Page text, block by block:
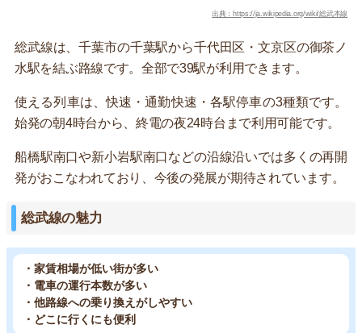
出典：https://ja.wikipedia.org/wiki/総武本線
総武線は、千葉市の千葉駅から千代田区・文京区の御茶ノ
水駅を結ぶ路線です。全部で39駅が利用できます。
使える列車は、快速・通勤快速・各駅停車の3種類です。
始発の朝4時台から、終電の夜24時台まで利用可能です。
船橋駅南口や新小岩駅南口などの沿線沿いでは多くの再開
発がおこなわれており、今後の発展が期待されています。
総武線の魅力
・家賃相場が低い街が多い
・電車の運行本数が多い
・他路線への乗り換えがしやすい
・どこに行くにも便利